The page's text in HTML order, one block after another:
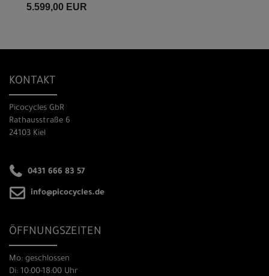
5.599,00 EUR
KONTAKT
Picocycles GbR
Rathausstraße 6
24103 Kiel
0431 666 83 57
info@picocycles.de
ÖFFNUNGSZEITEN
Mo: geschlossen
Di: 10:00-18:00 Uhr